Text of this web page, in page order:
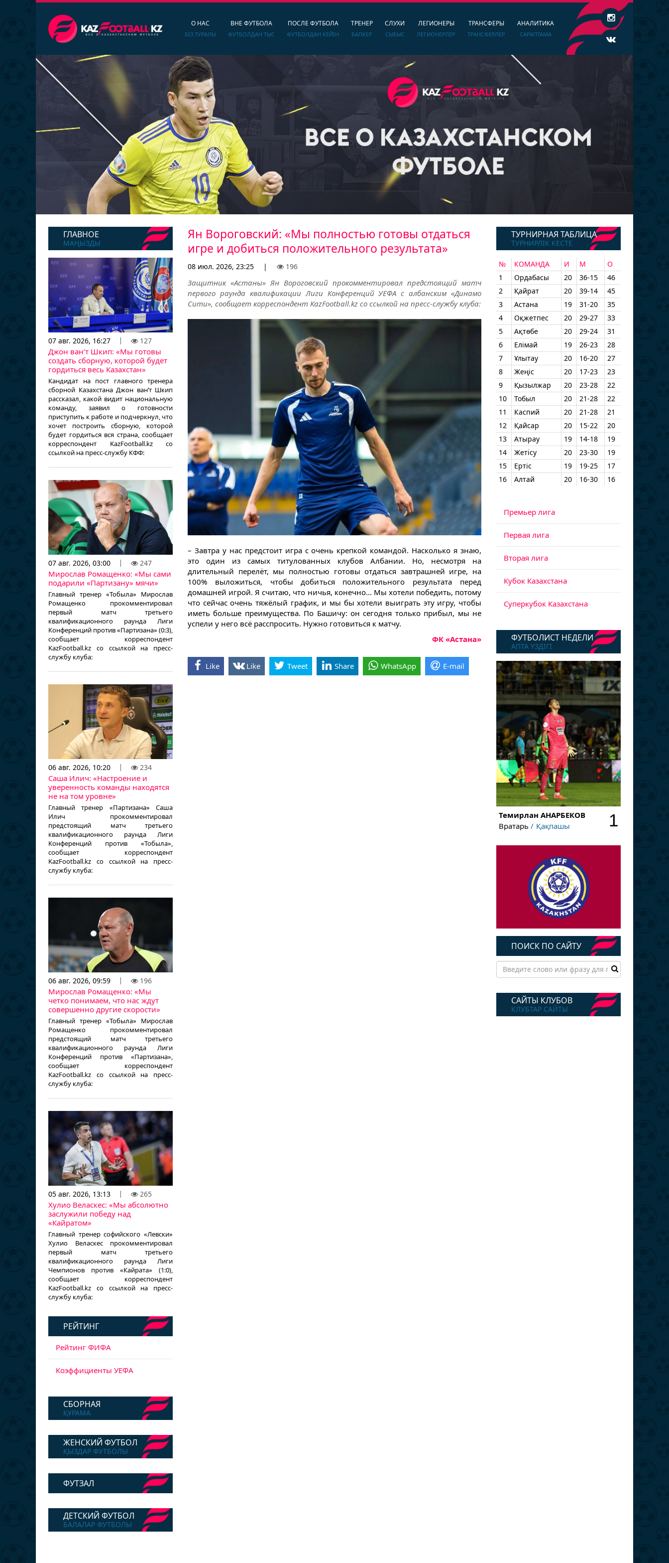
О НАС
БІЗ ТУРАЛЫ
ВНЕ ФУТБОЛА
ФУТБОЛДАН ТЫС
ПОСЛЕ ФУТБОЛА
ФУТБОЛДАН КЕЙІН
ТРЕНЕР
БАПКЕР
СЛУХИ
СЫБЫС
ЛЕГИОНЕРЫ
ЛЕГИОНЕРЛЕР
ТРАНСФЕРЫ
ТРАНСФЕРЛЕР
АНАЛИТИКА
САРАПТАМА
ГЛАВНОЕ
МАҢЫЗДЫ
07 авг. 2026, 16:27 127
Джон ван’т Шкип: «Мы готовы
создать сборную, которой будет
гордиться весь Казахстан»
Кандидат на пост главного тренера
сборной Казахстана Джон ван’т Шкип
рассказал, какой видит национальную
команду, заявил о готовности
приступить к работе и подчеркнул, что
хочет построить сборную, которой
будет гордиться вся страна, сообщает
корреспондент KazFootball.kz со
ссылкой на пресс-службу КФФ:
07 авг. 2026, 03:00 247
Мирослав Ромащенко: «Мы сами
подарили «Партизану» мячи»
Главный тренер «Тобыла» Мирослав
Ромащенко прокомментировал
первый матч третьего
квалификационного раунда Лиги
Конференций против «Партизана» (0:3),
сообщает корреспондент
KazFootball.kz со ссылкой на пресс-
службу клуба:
06 авг. 2026, 10:20 234
Саша Илич: «Настроение и
уверенность команды находятся
не на том уровне»
Главный тренер «Партизана» Саша
Илич прокомментировал
предстоящий матч третьего
квалификационного раунда Лиги
Конференций против «Тобыла»,
сообщает корреспондент
KazFootball.kz со ссылкой на пресс-
службу клуба:
06 авг. 2026, 09:59 196
Мирослав Ромащенко: «Мы
четко понимаем, что нас ждут
совершенно другие скорости»
Главный тренер «Тобыла» Мирослав
Ромащенко прокомментировал
предстоящий матч третьего
квалификационного раунда Лиги
Конференций против «Партизана»,
сообщает корреспондент
KazFootball.kz со ссылкой на пресс-
службу клуба:
05 авг. 2026, 13:13 265
Хулио Веласкес: «Мы абсолютно
заслужили победу над
«Кайратом»
Главный тренер софийского «Левски»
Хулио Веласкес прокомментировал
первый матч третьего
квалификационного раунда Лиги
Чемпионов против «Кайрата» (1:0),
сообщает корреспондент
KazFootball.kz со ссылкой на пресс-
службу клуба:
РЕЙТИНГ
Рейтинг ФИФА
Коэффициенты УЕФА
СБОРНАЯ
ҚҰРАМА
ЖЕНСКИЙ ФУТБОЛ
ҚЫЗДАР ФУТБОЛЫ
ФУТЗАЛ
ДЕТСКИЙ ФУТБОЛ
БАЛАЛАР ФУТБОЛЫ
Ян Вороговский: «Мы полностью готовы отдаться
игре и добиться положительного результата»
08 июл. 2026, 23:25 | 196
Защитник «Астаны» Ян Вороговский прокомментировал предстоящий матч
первого раунда квалификации Лиги Конференций УЕФА с албанским «Динамо
Сити», сообщает корреспондент KazFootball.kz со ссылкой на пресс-службу клуба:
– Завтра у нас предстоит игра с очень крепкой командой. Насколько я знаю,
это один из самых титулованных клубов Албании. Но, несмотря на
длительный перелёт, мы полностью готовы отдаться завтрашней игре, на
100% выложиться, чтобы добиться положительного результата перед
домашней игрой. Я считаю, что ничья, конечно... Мы хотели победить, потому
что сейчас очень тяжёлый график, и мы бы хотели выиграть эту игру, чтобы
иметь больше преимущества. По Башичу: он сегодня только прибыл, мы не
успели у него всё расспросить. Нужно готовиться к матчу.
ФК «Астана»
Like Like Tweet Share WhatsApp E-mail
ТУРНИРНАЯ ТАБЛИЦА
ТУРНИРЛІК КЕСТЕ
№ КОМАНДА И М
О
1
Ордабасы 20 36-15
46
2
Қайрат 20 39-14
45
3
Астана 19 31-20
35
4
Оқжетпес 20 29-27
33
5
Ақтөбе 20 29-24
31
6
Елімай 19 26-23
28
7
Ұлытау 20 16-20
27
8
Жеңіс 20 17-23
23
9
Қызылжар 20 23-28
22
10
Тобыл 20 21-28
22
11
Каспий 20 21-28
21
12
Қайсар 20 15-22
20
13
Атырау 19 14-18
19
14
Жетісу 20 23-30
19
15
Ертіс 19 19-25
17
16
Алтай 20 16-30 16
Премьер лига
Первая лига
Вторая лига
Кубок Казахстана
Суперкубок Казахстана
ФУТБОЛИСТ НЕДЕЛИ
АПТА ҮЗДІГІ
Темирлан АНАРБЕКОВ
Вратарь
Қақпашы 1
ПОИСК ПО САЙТУ
САЙТЫ КЛУБОВ
КЛУБТАР САЙТЫ